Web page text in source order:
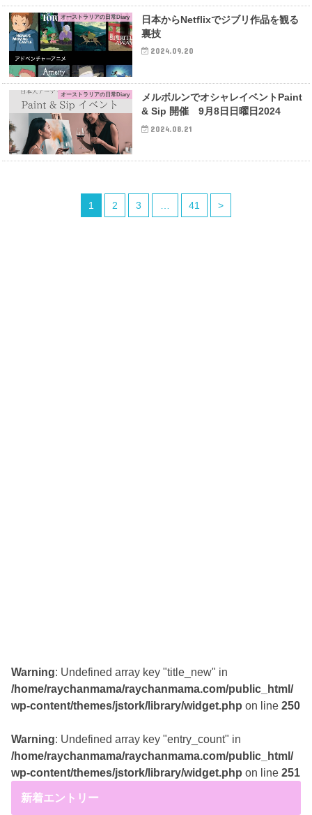
オーストラリアの日常Diary
日本からNetflixでジブリ作品を観る
裏技
2024.09.20
オーストラリアの日常Diary
メルボルンでオシャレイベントPaint
& Sip 開催 9月8日日曜日2024
2024.08.21
1 2 3 41 >
Warning: Undefined array key "title_new" in
/home/raychanmama/raychanmama.com/public_html/
wp-content/themes/jstork/library/widget.php on line250
Warning: Undefined array key "entry_count" in
/home/raychanmama/raychanmama.com/public_html/
wp-content/themes/jstork/library/widget.php on line251
新着エントリー